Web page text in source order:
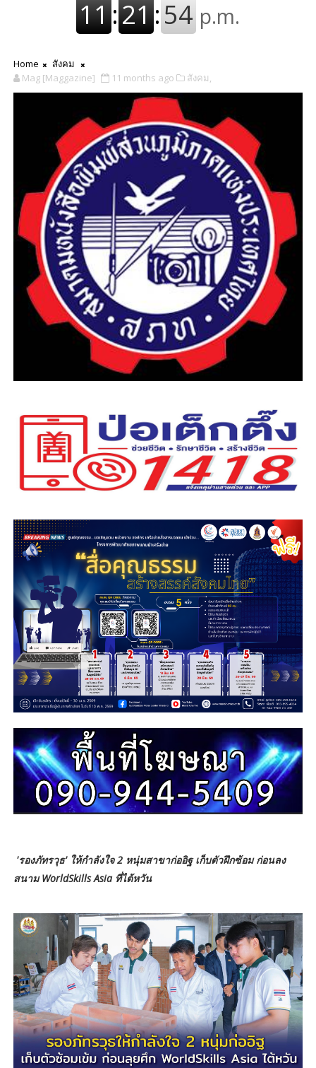
Home
สังคม
Mag [Maggazine]
11 months ago สังคม,
'รองภัทรวุธ' ให้กำลังใจ 2 หนุ่มสาขาก่ออิฐ เก็บตัวฝึกซ้อม ก่อนลง
สนาม WorldSkills Asia ที่ไต้หวัน